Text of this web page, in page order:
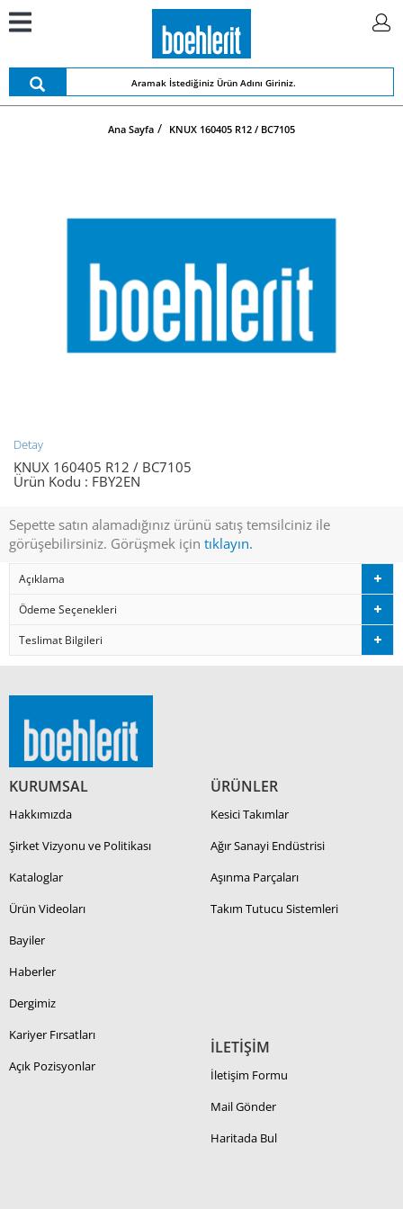
Ana Sayfa KNUX 160405 R12 / BC7105
Detay
KNUX 160405 R12 / BC7105
Ürün Kodu : FBY2EN
Sepette satın alamadığınız ürünü satış temsilciniz ile
görüşebilirsiniz. Görüşmek için tıklayın.
Açıklama
Ödeme Seçenekleri
Teslimat Bilgileri
KURUMSAL
Hakkımızda
Şirket Vizyonu ve Politikası
Kataloglar
Ürün Videoları
Bayiler
Haberler
Dergimiz
Kariyer Fırsatları
Açık Pozisyonlar
ÜRÜNLER
Kesici Takımlar
Ağır Sanayi Endüstrisi
Aşınma Parçaları
Takım Tutucu Sistemleri
İLETİŞİM
İletişim Formu
Mail Gönder
Haritada Bul